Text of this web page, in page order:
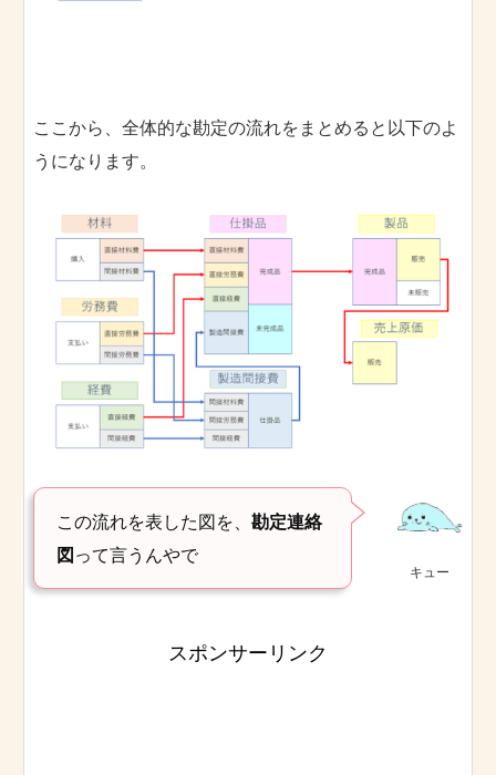
ここから、全体的な勘定の流れをまとめると以下のよ
うになります。
キュー
この流れを表した図を、 勘定連絡
図って言うんやで
スポンサーリンク